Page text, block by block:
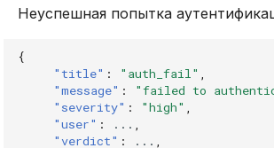
Неуспешная попытка
{
"title" : "auth_fail"
"message" :
"failed to
"severity" : "high"
"user" : ...
"verdict" : ...